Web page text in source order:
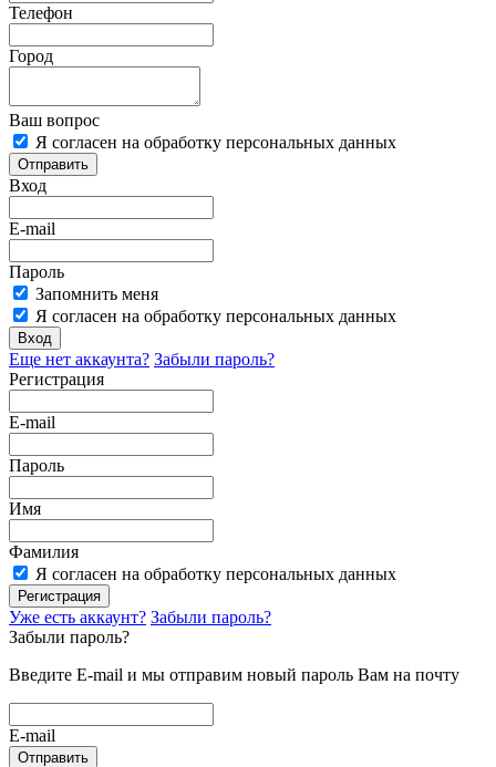
Телефон
Город
Ваш вопрос
Я согласен на обработку персональных данных
Отправить
Вход
E-mail
Пароль
Запомнить меня
Я согласен на обработку персональных данных
Вход
Еще нет аккаунта? Забыли пароль?
Регистрация
E-mail
Пароль
Имя
Фамилия
Я согласен на обработку персональных данных
Регистрация
Уже есть аккаунт? Забыли пароль?
Забыли пароль?
Введите E-mail и мы отправим новый пароль Вам на почту
E-mail
Отправить